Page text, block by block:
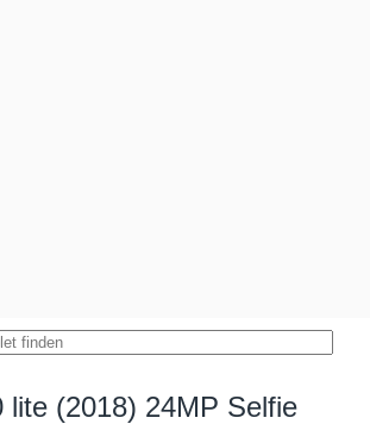
lite (2018) 24MP Selfie